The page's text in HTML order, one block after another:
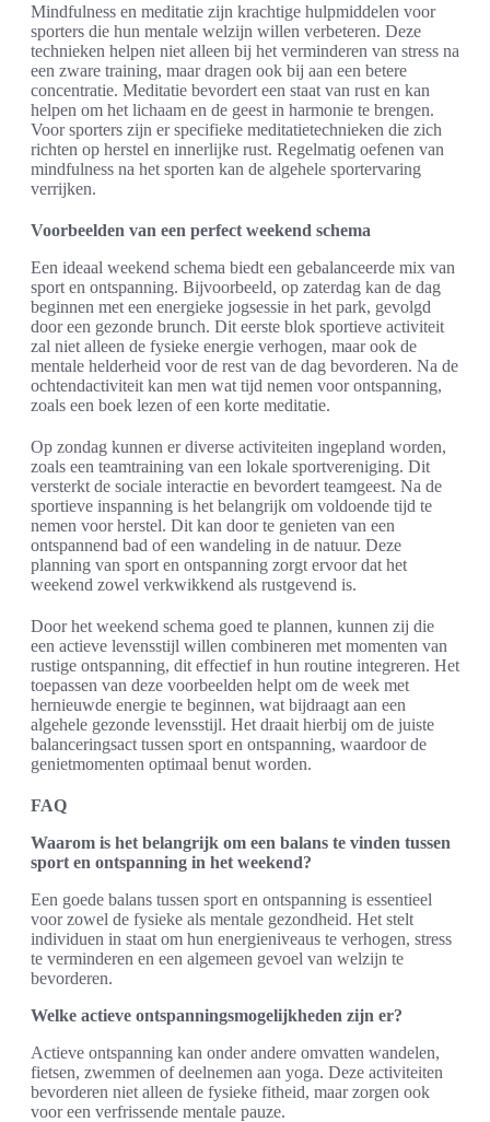
Mindfulness en meditatie zijn krachtige hulpmiddelen voor
sporters die hun mentale welzijn willen verbeteren. Deze
technieken helpen niet alleen bij het verminderen van stress na
een zware training, maar dragen ook bij aan een betere
concentratie. Meditatie bevordert een staat van rust en kan
helpen om het lichaam en de geest in harmonie te brengen.
Voor sporters zijn er specifieke meditatietechnieken die zich
richten op herstel en innerlijke rust. Regelmatig oefenen van
mindfulness na het sporten kan de algehele sportervaring
verrijken.
Voorbeelden van een perfect weekend schema
Een ideaal weekend schema biedt een gebalanceerde mix van
sport en ontspanning. Bijvoorbeeld, op zaterdag kan de dag
beginnen met een energieke jogsessie in het park, gevolgd
door een gezonde brunch. Dit eerste blok sportieve activiteit
zal niet alleen de fysieke energie verhogen, maar ook de
mentale helderheid voor de rest van de dag bevorderen. Na de
ochtendactiviteit kan men wat tijd nemen voor ontspanning,
zoals een boek lezen of een korte meditatie.
Op zondag kunnen er diverse activiteiten ingepland worden,
zoals een teamtraining van een lokale sportvereniging. Dit
versterkt de sociale interactie en bevordert teamgeest. Na de
sportieve inspanning is het belangrijk om voldoende tijd te
nemen voor herstel. Dit kan door te genieten van een
ontspannend bad of een wandeling in de natuur. Deze
planning van sport en ontspanning zorgt ervoor dat het
weekend zowel verkwikkend als rustgevend is.
Door het weekend schema goed te plannen, kunnen zij die
een actieve levensstijl willen combineren met momenten van
rustige ontspanning, dit effectief in hun routine integreren. Het
toepassen van deze voorbeelden helpt om de week met
hernieuwde energie te beginnen, wat bijdraagt aan een
algehele gezonde levensstijl. Het draait hierbij om de juiste
balanceringsact tussen sport en ontspanning, waardoor de
genietmomenten optimaal benut worden.
FAQ
Waarom is het belangrijk om een balans te vinden tussen
sport en ontspanning in het weekend?
Een goede balans tussen sport en ontspanning is essentieel
voor zowel de fysieke als mentale gezondheid. Het stelt
individuen in staat om hun energieniveaus te verhogen, stress
te verminderen en een algemeen gevoel van welzijn te
bevorderen.
Welke actieve ontspanningsmogelijkheden zijn er?
Actieve ontspanning kan onder andere omvatten wandelen,
fietsen, zwemmen of deelnemen aan yoga. Deze activiteiten
bevorderen niet alleen de fysieke fitheid, maar zorgen ook
voor een verfrissende mentale pauze.